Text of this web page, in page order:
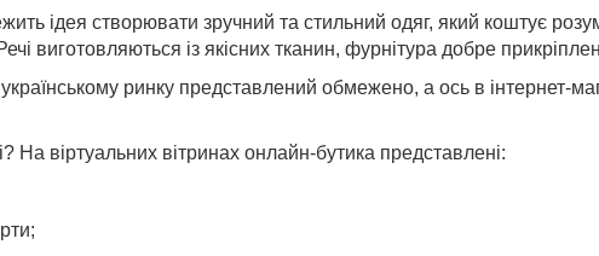
ідея створювати зручний та стильний одяг, який коштує
виготовляються із якісних тканин, фурнітура добре
ринку представлений обмежено, а ось в інтернет-
? На віртуальних вітринах онлайн-бутика представлені: